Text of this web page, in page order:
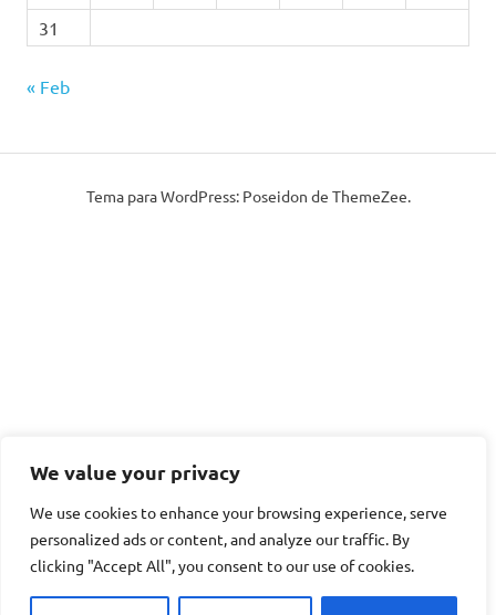
We value your privacy
We use cookies to enhance your browsing experience, serve
personalized ads or content, and analyze our traffic. By
clicking "Accept All", you consent to our use of cookies.
31
« Feb
Tema para WordPress: Poseidon de ThemeZee.